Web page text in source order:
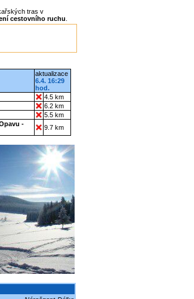
tras v
cestovního ruchu
aktualizace
6.4. 16:29
hod.
4.5 km
6.2 km
5.5 km
-
9.7 km